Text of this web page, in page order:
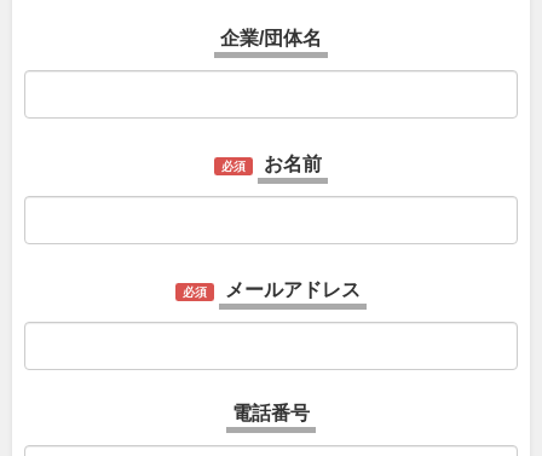
企業/団体名
必須 お名前
必須 メールアドレス
電話番号